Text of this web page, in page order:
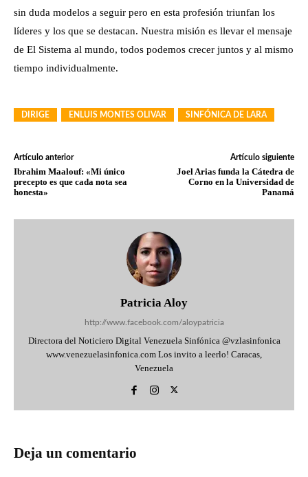
sin duda modelos a seguir pero en esta profesión triunfan los
líderes y los que se destacan. Nuestra misión es llevar el mensaje
de El Sistema al mundo, todos podemos crecer juntos y al mismo
tiempo individualmente.
DIRIGE ENLUIS MONTES OLIVAR SINFÓNICA DE LARA
Artículo anterior
Ibrahim Maalouf: «Mi único
precepto es que cada nota sea
honesta»
Artículo siguiente
Joel Arias funda la Cátedra de
Corno en la Universidad de
Panamá
Patricia Aloy
http://www.facebook.com/aloypatricia
Directora del Noticiero Digital Venezuela Sinfónica @vzlasinfonica
www.venezuelasinfonica.com Los invito a leerlo! Caracas,
Venezuela
Deja un comentario